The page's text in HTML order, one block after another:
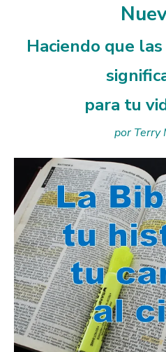
Haciendo que
para tu
por Terry